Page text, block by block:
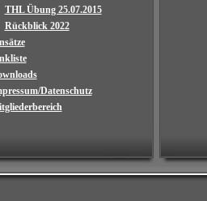
THL Übung 25.07.2015
Rückblick 2022
Datenschutz